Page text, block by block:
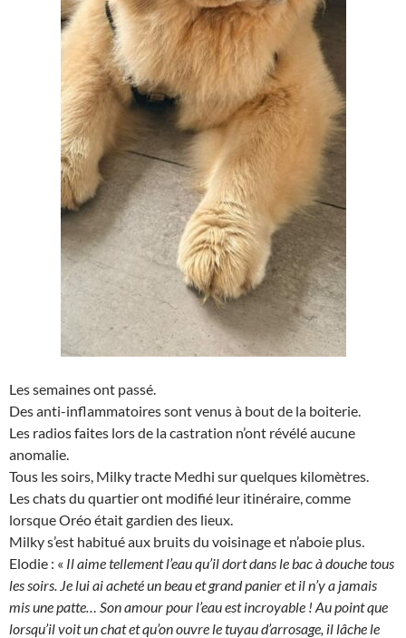
Les semaines ont passé.
Des anti-inflammatoires sont venus à bout de la boiterie.
Les radios faites lors de la castration n’ont révélé aucune
anomalie.
Tous les soirs, Milky tracte Medhi sur quelques kilomètres.
Les chats du quartier ont modifié leur itinéraire, comme
lorsque Oréo était gardien des lieux.
Milky s’est habitué aux bruits du voisinage et n’aboie plus.
Elodie : « Il aime tellement l’eau qu’il dort dans le bac à douche tous
les soirs. Je lui ai acheté un beau et grand panier et il n’y a jamais
mis une patte… Son amour pour l’eau est incroyable ! Au point que
lorsqu’il voit un chat et qu’on ouvre le tuyau d’arrosage, il lâche le